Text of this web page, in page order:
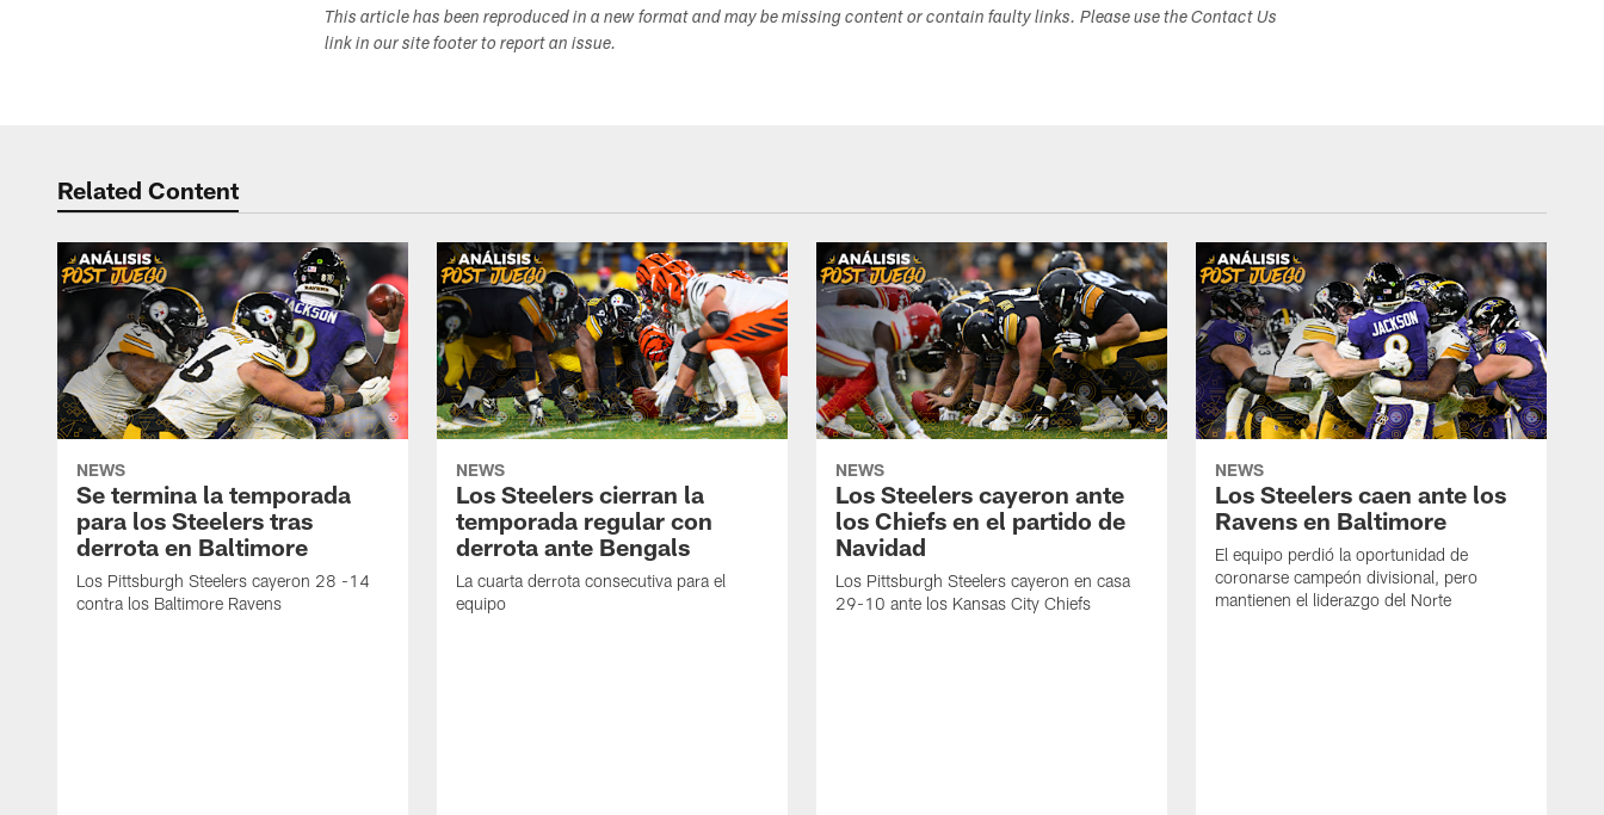
This article has been reproduced in a new format and may be missing content or contain faulty links. Please use the Contact Us
link in our site footer to report an issue.
Related Content
NEWS
Se termina la temporada
para los Steelers tras
derrota en Baltimore
Los Pittsburgh Steelers cayeron 28 -14
contra los Baltimore Ravens
NEWS
Los Steelers cierran la
temporada regular con
derrota ante Bengals
La cuarta derrota consecutiva para el
equipo
NEWS
Los Steelers cayeron ante
los Chiefs en el partido de
Navidad
Los Pittsburgh Steelers cayeron en casa
29-10 ante los Kansas City Chiefs
NEWS
Los Steelers caen ante los
Ravens en Baltimore
El equipo perdió la oportunidad de
coronarse campeón divisional, pero
mantienen el liderazgo del Norte